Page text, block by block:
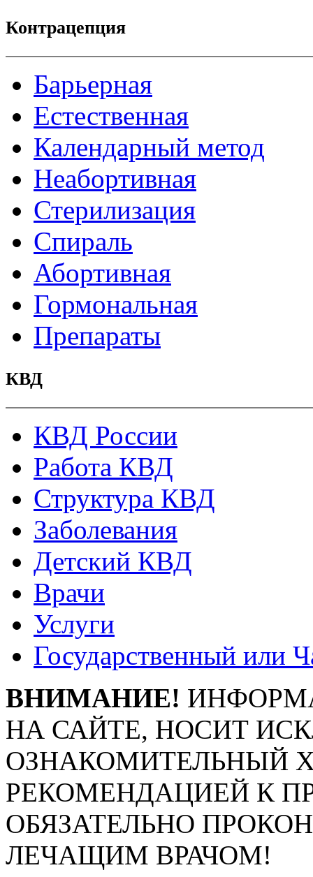
Контрацепция
Барьерная
Естественная
Календарный метод
Неабортивная
Стерилизация
Спираль
Абортивная
Гормональная
Препараты
КВД
КВД России
Работа КВД
Структура КВД
Заболевания
Детский КВД
Врачи
Услуги
Государственный или
ВНИМАНИЕ!
НА САЙТЕ, НОСИТ
ОЗНАКОМИТЕЛЬНЫЙ
РЕКОМЕНДАЦИЕЙ К
ОБЯЗАТЕЛЬНО
ЛЕЧАЩИМ ВРАЧОМ!